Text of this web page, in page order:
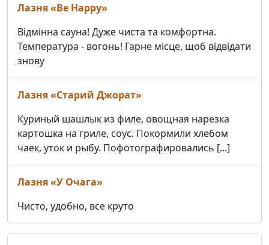
Лазня «Be Happy»
Відмінна сауна! Дуже чиста та комфортна.
Температура - вогонь! Гарне місце, щоб відвідати
знову
Лазня «Старий Джорат»
Куриный шашлык из филе, овощная нарезка
картошка на гриле, соус. Покормили хлебом
чаек, уток и рыбу. Пофотографировались [...]
Лазня «У Очага»
Чисто, удобно, все круто